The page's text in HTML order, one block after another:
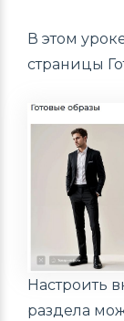
В этом
страницы
Настроить
раздела